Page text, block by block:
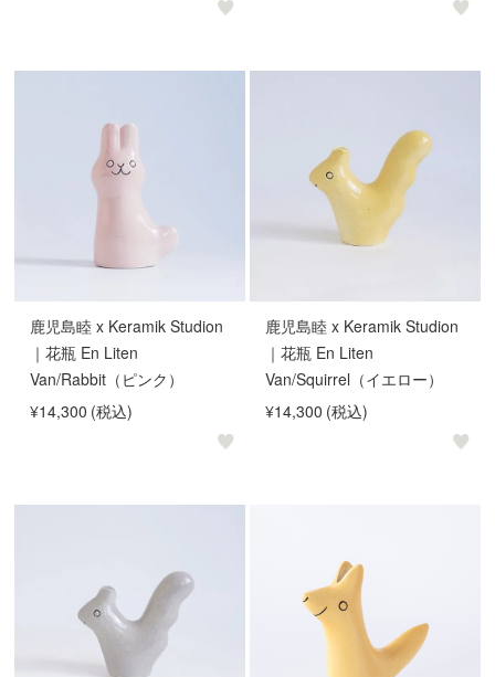
鹿児島睦 x Keramik Studion
｜花瓶 En Liten
Van/Rabbit（ピンク）
¥14,300 (税込)
鹿児島睦 x Keramik Studion
｜花瓶 En Liten
Van/Squirrel（イエロー）
¥14,300 (税込)